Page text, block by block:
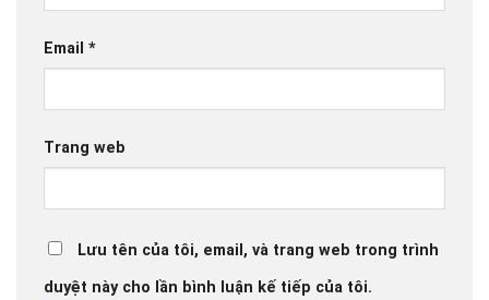
Email *
Trang web
Lưu tên của tôi, email, và trang web trong trình
duyệt này cho lần bình luận kế tiếp của tôi.